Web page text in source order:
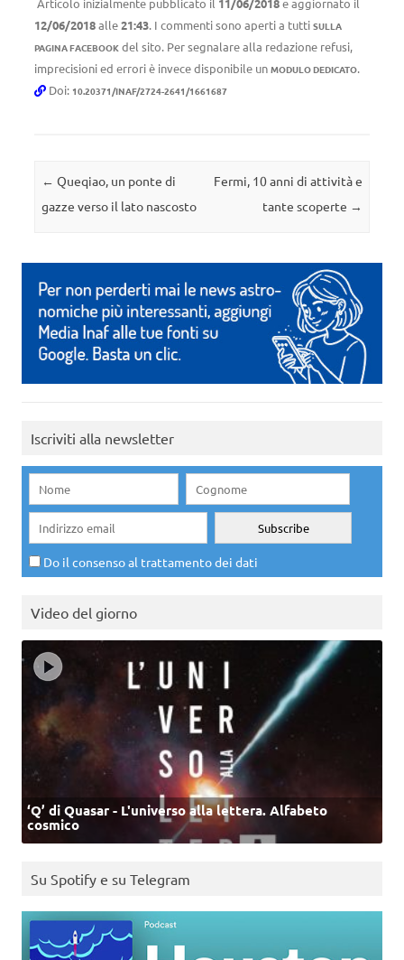
12/06/2018alle21:43. I commenti sono aperti a tutti SULLA
PAGINA FACEBOOK del sito. Per segnalare alla redazione refusi,
imprecisioni ed errori è invece disponibile un MODULO DEDICATO.
Doi: 10.20371/INAF/2724-2641/1661687
Navigazione articolo
← Queqiao, un ponte di
gazze verso il lato nascosto
Fermi, 10 anni di attività e
tante scoperte →
Iscriviti alla newsletter
Do il consenso al trattamento dei dati
Video del giorno
‘Q’ di Quasar - L'universo alla lettera. Alfabeto
cosmico
Su Spotify e su Telegram